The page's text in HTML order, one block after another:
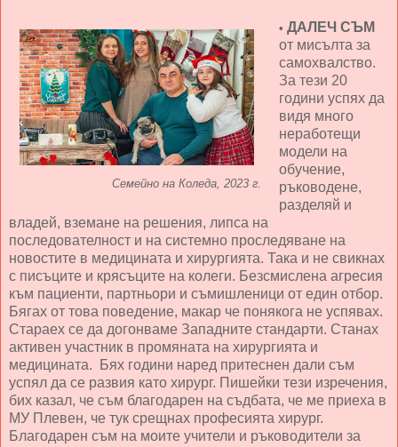
Семейно на Коледа, 2023 г.
• ДАЛЕЧ СЪМ
от мисълта за
самохвалство.
За тези 20
години успях да
видя много
неработещи
модели на
обучение,
ръководене,
разделяй и
владей, вземане на решения, липса на
последователност и на системно проследяване на
новостите в медицината и хирургията. Така и не свикнах
с писъците и крясъците на колеги. Безсмислена агресия
към пациенти, партньори и съмишленици от един отбор.
Бягах от това поведение, макар че понякога не успявах.
Стараех се да догонваме Западните стандарти. Станах
активен участник в промяната на хирургията и
медицината. Бях години наред притеснен дали съм
успял да се развия като хирург. Пишейки тези изречения,
бих казал, че съм благодарен на съдбата, че ме приеха в
МУ Плевен, че тук срещнах професията хирург.
Благодарен съм на моите учители и ръководители за